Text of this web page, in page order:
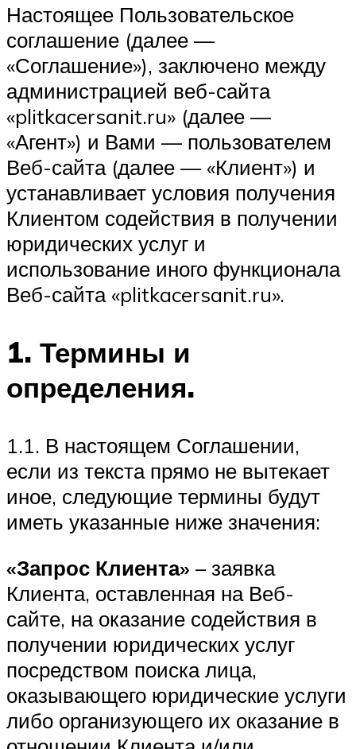
Настоящее Пользовательское
соглашение (далее —
«Соглашение»), заключено между
администрацией веб-сайта
«plitkacersanit.ru» (далее —
«Агент») и Вами — пользователем
Веб-сайта (далее — «Клиент») и
устанавливает условия получения
Клиентом содействия в получении
юридических услуг и
использование иного функционала
Веб-сайта «plitkacersanit.ru».
1. Термины и
определения.
1.1. В настоящем Соглашении,
если из текста прямо не вытекает
иное, следующие термины будут
иметь указанные ниже значения:
«Запрос Клиента» – заявка
Клиента, оставленная на Веб-
сайте, на оказание содействия в
получении юридических услуг
посредством поиска лица,
оказывающего юридические услуги
либо организующего их оказание в